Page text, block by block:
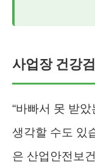
사업장 건강
“바빠서 못 받
생각할 수도 있
은 산업안전보